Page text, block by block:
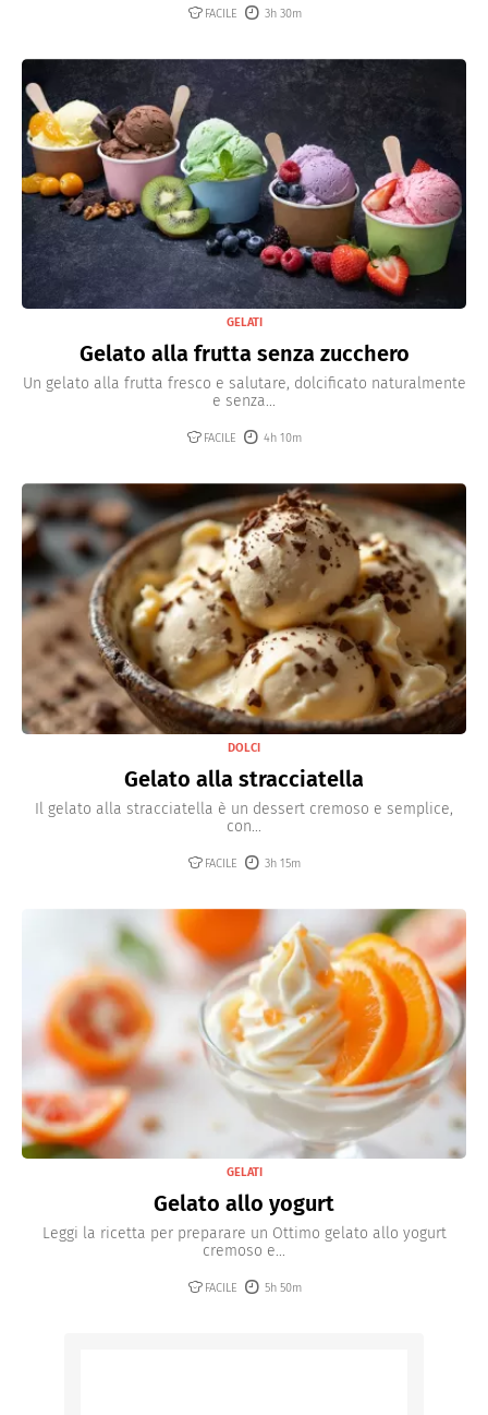
FACILE 3h 30m
GELATI
Gelato alla frutta senza zucchero
Un gelato alla frutta fresco e salutare, dolcificato naturalmente
e senza...
FACILE 4h 10m
DOLCI
Gelato alla stracciatella
Il gelato alla stracciatella è un dessert cremoso e semplice,
con...
FACILE 3h 15m
GELATI
Gelato allo yogurt
Leggi la ricetta per preparare un Ottimo gelato allo yogurt
cremoso e...
FACILE 5h 50m